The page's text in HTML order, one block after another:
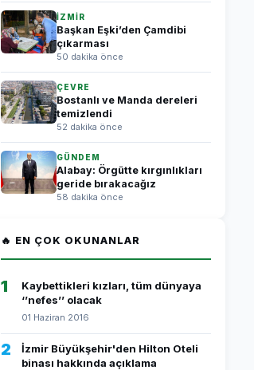
İZMİR
Başkan Eşki’den Çamdibi
çıkarması
50 dakika önce
ÇEVRE
Bostanlı ve Manda dereleri
temizlendi
52 dakika önce
GÜNDEM
Alabay: Örgütte kırgınlıkları
geride bırakacağız
58 dakika önce
🔥 EN ÇOK OKUNANLAR
1
Kaybettikleri kızları, tüm dünyaya
‘’nefes’’ olacak
01 Haziran 2016
2
İzmir Büyükşehir'den Hilton Oteli
binası hakkında açıklama